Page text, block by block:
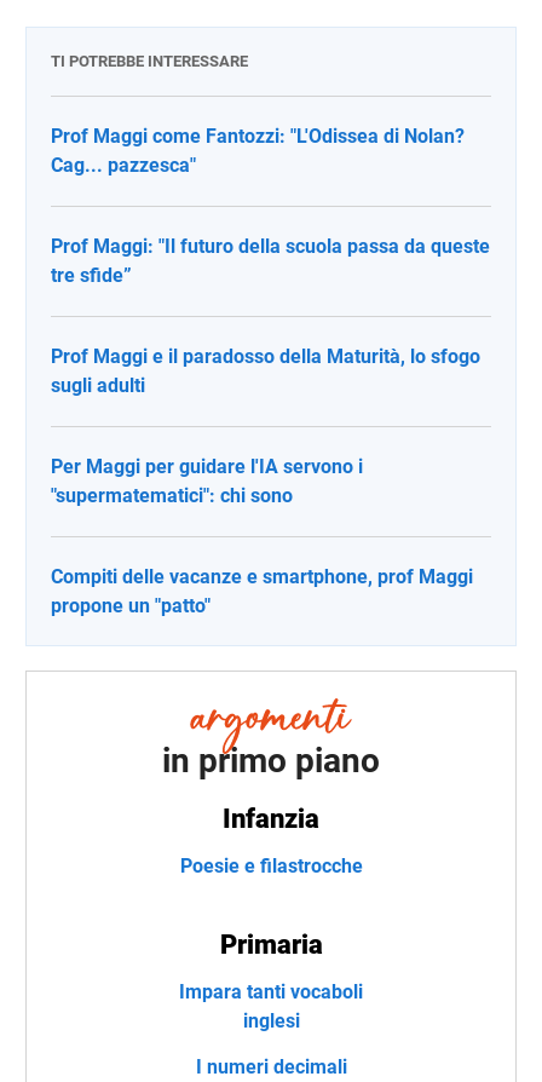
TI POTREBBE INTERESSARE
Prof Maggi come Fantozzi: "L'Odissea di Nolan?
Cag... pazzesca"
Prof Maggi: "Il futuro della scuola passa da queste
tre sfide”
Prof Maggi e il paradosso della Maturità, lo sfogo
sugli adulti
Per Maggi per guidare l'IA servono i
"supermatematici": chi sono
Compiti delle vacanze e smartphone, prof Maggi
propone un "patto"
in primo piano
Infanzia
Poesie e filastrocche
Primaria
Impara tanti vocaboli
inglesi
I numeri decimali